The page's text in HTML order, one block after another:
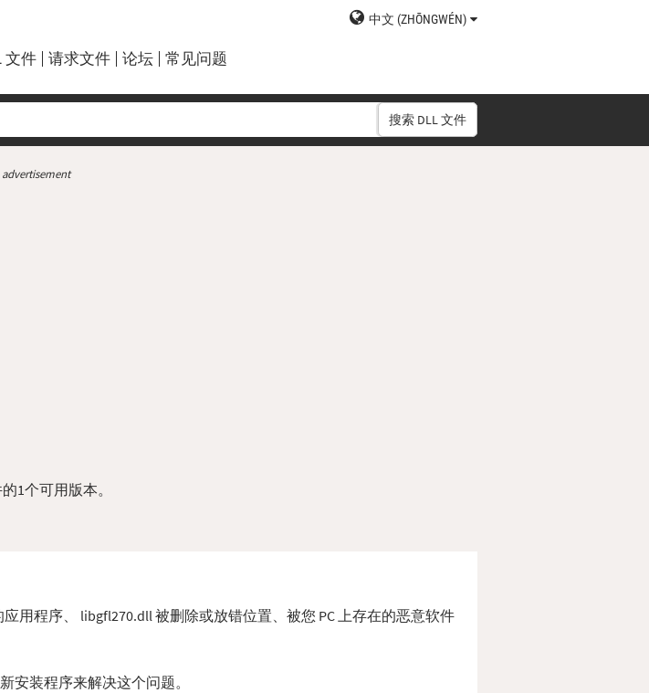
中文 (ZHŌNGWÉN)
文件 请求文件 论坛 常见问题
搜索 DLL 文件
advertisement
1个可用版本。
用程序、 libgfl270.dll 被删除或放错位置、被您 PC 上存在的恶意软件
安装程序来解决这个问题。